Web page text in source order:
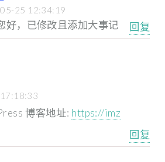
25 12:34:19
好，已修改且添加大事记 回复
博客地址: https://imz
回复